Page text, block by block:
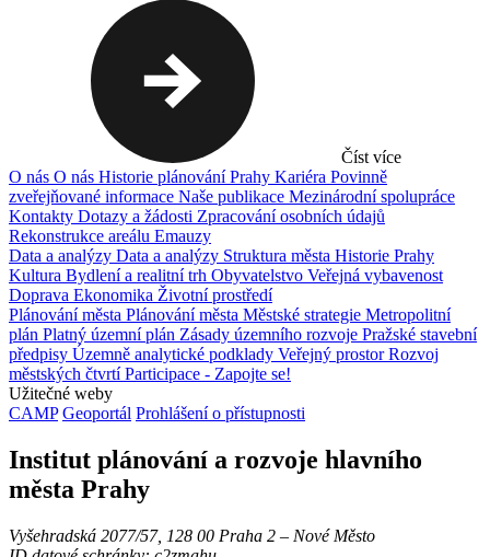
Číst více
O nás O nás Historie plánování Prahy Kariéra Povinně
zveřejňované informace Naše publikace Mezinárodní spolupráce
Kontakty Dotazy a žádosti Zpracování osobních údajů
Rekonstrukce areálu Emauzy
Data a analýzy Data a analýzy Struktura města Historie Prahy
Kultura Bydlení a realitní trh Obyvatelstvo Veřejná vybavenost
Doprava Ekonomika Životní prostředí
Plánování města Plánování města Městské strategie Metropolitní
plán Platný územní plán Zásady územního rozvoje Pražské stavební
předpisy Územně analytické podklady Veřejný prostorRozvoj
městských čtvrtíParticipace - Zapojte se!
Užitečné weby
CAMP Geoportál Prohlášení o přístupnosti
Institut plánování a rozvoje hlavního
města Prahy
Vyšehradská 2077/57, 128 00 Praha 2 ‒ Nové Město